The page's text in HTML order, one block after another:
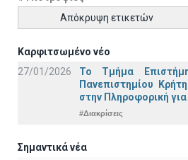
Απόκρυψη ετικετών
Καρφιτσωμένο νέο
27/01/2026
Το Τμήμα
Πανεπιστημίου
στην Πληροφορική
#Διακρίσεις
Σημαντικά νέα